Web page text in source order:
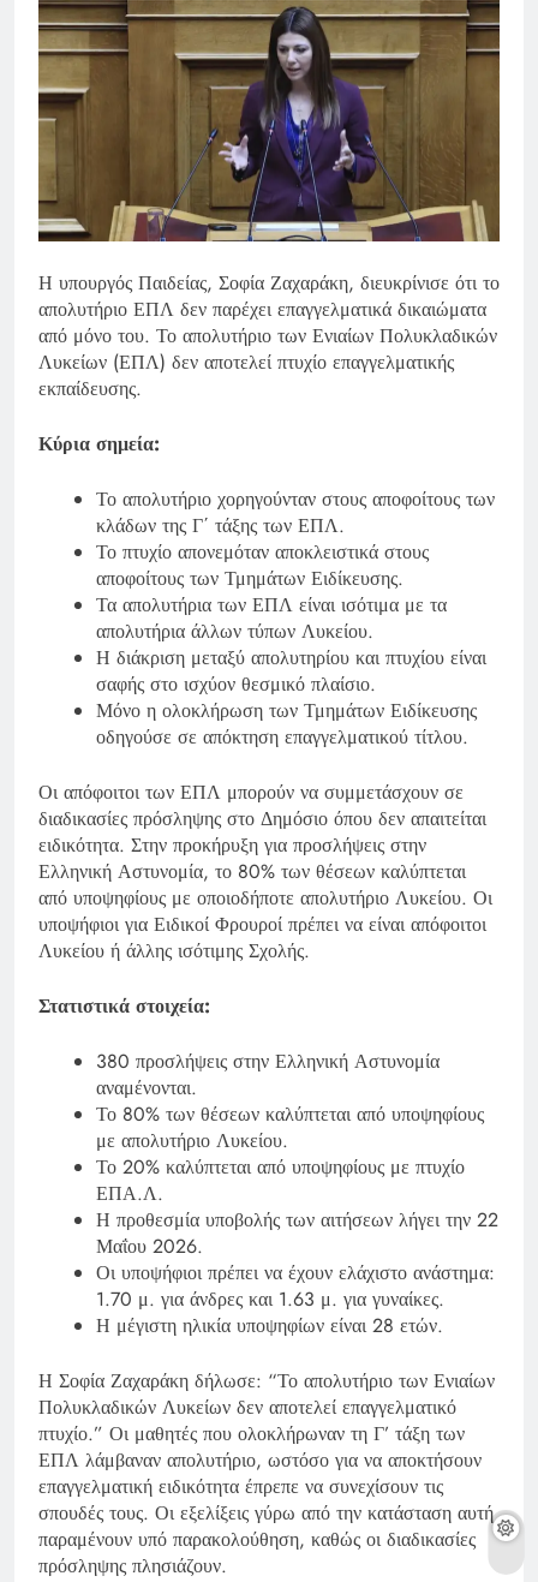
Η υπουργός Παιδείας, Σοφία Ζαχαράκη, διευκρίνισε ότι το
απολυτήριο ΕΠΛ δεν παρέχει επαγγελματικά δικαιώματα
από μόνο του. Το απολυτήριο των Ενιαίων Πολυκλαδικών
Λυκείων (ΕΠΛ) δεν αποτελεί πτυχίο επαγγελματικής
εκπαίδευσης.
Κύρια σημεία:
Το απολυτήριο χορηγούνταν στους αποφοίτους των
κλάδων της Γ΄ τάξης των ΕΠΛ.
Το πτυχίο απονεμόταν αποκλειστικά στους
αποφοίτους των Τμημάτων Ειδίκευσης.
Τα απολυτήρια των ΕΠΛ είναι ισότιμα με τα
απολυτήρια άλλων τύπων Λυκείου.
Η διάκριση μεταξύ απολυτηρίου και πτυχίου είναι
σαφής στο ισχύον θεσμικό πλαίσιο.
Μόνο η ολοκλήρωση των Τμημάτων Ειδίκευσης
οδηγούσε σε απόκτηση επαγγελματικού τίτλου.
Οι απόφοιτοι των ΕΠΛ μπορούν να συμμετάσχουν σε
διαδικασίες πρόσληψης στο Δημόσιο όπου δεν απαιτείται
ειδικότητα. Στην προκήρυξη για προσλήψεις στην
Ελληνική Αστυνομία, το 80% των θέσεων καλύπτεται
από υποψηφίους με οποιοδήποτε απολυτήριο Λυκείου. Οι
υποψήφιοι για Ειδικοί Φρουροί πρέπει να είναι απόφοιτοι
Λυκείου ή άλλης ισότιμης Σχολής.
Στατιστικά στοιχεία:
380 προσλήψεις στην Ελληνική Αστυνομία
αναμένονται.
Το 80% των θέσεων καλύπτεται από υποψηφίους
με απολυτήριο Λυκείου.
Το 20% καλύπτεται από υποψηφίους με πτυχίο
ΕΠΑ.Λ.
Η προθεσμία υποβολής των αιτήσεων λήγει την 22
Μαΐου 2026.
Οι υποψήφιοι πρέπει να έχουν ελάχιστο ανάστημα:
1.70 μ. για άνδρες και 1.63 μ. για γυναίκες.
Η μέγιστη ηλικία υποψηφίων είναι 28 ετών.
Η Σοφία Ζαχαράκη δήλωσε: “Το απολυτήριο των Ενιαίων
Πολυκλαδικών Λυκείων δεν αποτελεί επαγγελματικό
πτυχίο.” Οι μαθητές που ολοκλήρωναν τη Γ’ τάξη των
ΕΠΛ λάμβαναν απολυτήριο, ωστόσο για να αποκτήσουν
επαγγελματική ειδικότητα έπρεπε να συνεχίσουν τις
σπουδές τους. Οι εξελίξεις γύρω από την κατάσταση αυτή
παραμένουν υπό παρακολούθηση, καθώς οι διαδικασίες
πρόσληψης πλησιάζουν.